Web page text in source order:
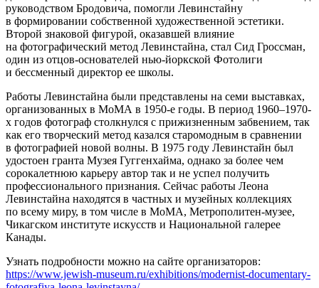
руководством Бродовича, помогли Левинстайну
в формировании собственной художественной эстетики.
Второй знаковой фигурой, оказавшей влияние
на фотографический метод Левинстайна, стал Сид Гроссман,
один из отцов-основателей нью-йоркской Фотолиги
и бессменный директор ее школы.
Работы Левинстайна были представлены на семи выставках,
организованных в МоМА в 1950-е годы. В период 1960–1970-
х годов фотограф столкнулся с прижизненным забвением, так
как его творческий метод казался старомодным в сравнении
в фотографией новой волны. В 1975 году Левинстайн был
удостоен гранта Музея Гуггенхайма, однако за более чем
сорокалетнюю карьеру автор так и не успел получить
профессионального признания. Сейчас работы Леона
Левинстайна находятся в частных и музейных коллекциях
по всему миру, в том числе в MoMA, Метрополитен-музее,
Чикагском институте искусств и Национальной галерее
Канады.
Узнать подробности можно на сайте организаторов:
https://www.jewish-museum.ru/exhibitions/modernist-documentary-